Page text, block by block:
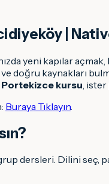
|
yeni kapılar
doğru kaynakları
kursu , ister
Buraya Tıklayın
?
dersleri. Dilini seç,